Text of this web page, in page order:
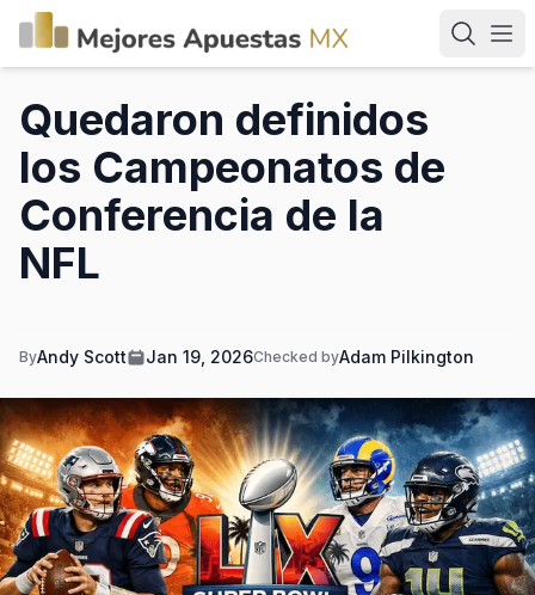
Quedaron definidos
los Campeonatos de
Conferencia de la
NFL
ByAndy Scott Jan 19, 2026Checked byAdam Pilkington